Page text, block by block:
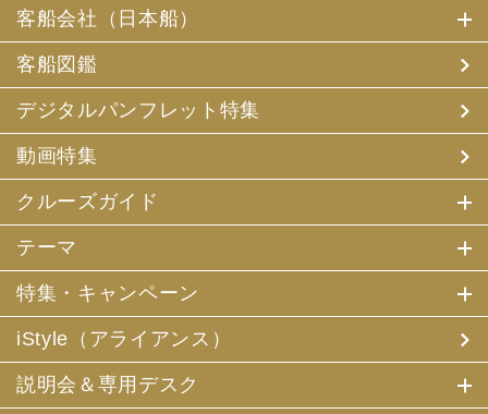
きます。
その他、当社は、
(1) 当社及び当社の提携する企業の商品やサービス、キャ
ンペーンのご案内
(2) 旅行参加後のご意見やご感想の提供のお願い
(3) アンケートのお願い
(4) 特典サービスの提供
(5) 統計資料の作成
にお客様の個人情報を利用させていただくことがありま
す。
個人情報について、本人確認、本人との連絡その他、採
す。
3. お客様個人情報の第三者への提供
(1) 当社は、お申込みいただいた旅行サービスの手配及び
それらのサービスの受領のための手続に必要な範囲内、ま
客船会社（日本船）
客船図鑑
デジタルパンフレット特集
動画特集
クルーズガイド
テーマ
特集・キャンペーン
iStyle（アライアンス）
説明会＆専用デスク